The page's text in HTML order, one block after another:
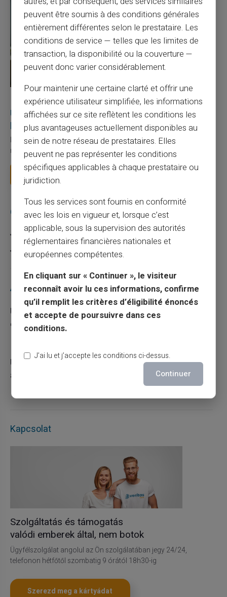
27/07/2026 Veritas Carte prépayée
Utilisation responsable du paiement mobile avec
la carte Veritas
Le paiement mobile s'est imposé dans les habitudes quotidiennes,
mais il appelle des réflexes pour é...
Lire la suite
Catégories
Carte prépayée
Escroquerie
Articles récents
Une carte bancaire gratuite sans compte, ça
existe ?
Utilisation responsable du paiement mobile
avec la carte Veritas
Kapcsolat
Szolgáltatás és támogatás
valódi emberek által, nem botok
Ügyfélszolgálat angolul az Ön szolgálatában jegy 24/24,
telefonon hétfőtől szombatig 9 órától 18h30-ig
Szerezd meg a kártyádat
peuvent être soumis à des conditions générales
entièrement différentes selon le prestataire. Les
conditions de service — telles que les limites de
transaction, la disponibilité ou la couverture —
peuvent donc varier considérablement.
Pour maintenir une certaine clarté et offrir une
expérience utilisateur simplifiée, les informations
affichées sur ce site reflètent les conditions les
plus avantageuses actuellement disponibles au
sein de notre réseau de prestataires. Elles
peuvent ne pas représenter les conditions
spécifiques applicables à chaque prestataire ou
juridiction.
Tous les services sont fournis en conformité
avec les lois en vigueur et, lorsque c’est
applicable, sous la supervision des autorités
réglementaires financières nationales et
européennes compétentes.
En cliquant sur « Continuer », le visiteur
reconnaît avoir lu ces informations, confirme
qu’il remplit les critères d’éligibilité énoncés
et accepte de poursuivre dans ces
conditions.
J’ai lu et j’accepte les conditions ci-dessus.
Continuer